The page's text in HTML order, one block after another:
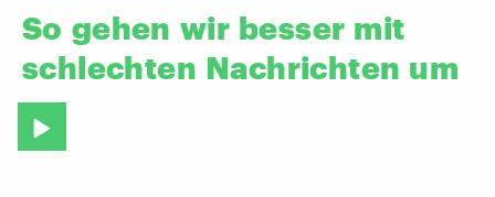
So gehen wir besser mit
schlechten Nachrichten um